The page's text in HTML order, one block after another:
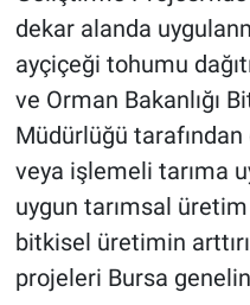
dekar alanda
ayçiçeği tohumu
ve Orman Bakanlığı
Müdürlüğü
veya işlemeli tarıma
uygun tarımsal
bitkisel üretimin
projeleri Bursa